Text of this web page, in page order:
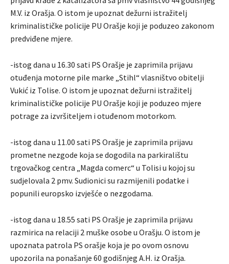
M.V. iz Orašja. O istom je upoznat dežurni istražitelj
kriminalističke policije PU Orašje koji je poduzeo zakonom
predviđene mjere.
-istog dana u 16.30 sati PS Orašje je zaprimila prijavu
otuđenja motorne pile marke „Stihl“ vlasništvo obitelji
Vukić iz Tolise. O istom je upoznat dežurni istražitelj
kriminalističke policije PU Orašje koji je poduzeo mjere
potrage za izvršiteljem i otuđenom motorkom.
-istog dana u 11.00 sati PS Orašje je zaprimila prijavu
prometne nezgode koja se dogodila na parkiralištu
trgovačkog centra „Magda comerc“ u Tolisi u kojoj su
sudjelovala 2 pmv. Sudionici su razmijenili podatke i
popunili europsko izvješće o nezgodama.
-istog dana u 18.55 sati PS Orašje je zaprimila prijavu
razmirica na relaciji 2 muške osobe u Orašju. O istom je
upoznata patrola PS orašje koja je po ovom osnovu
upozorila na ponašanje 60 godišnjeg A.H. iz Orašja.